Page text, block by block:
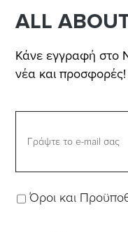
ALL
Κάνε εγγραφή στο
νέα και προσφορές!
Όροι και